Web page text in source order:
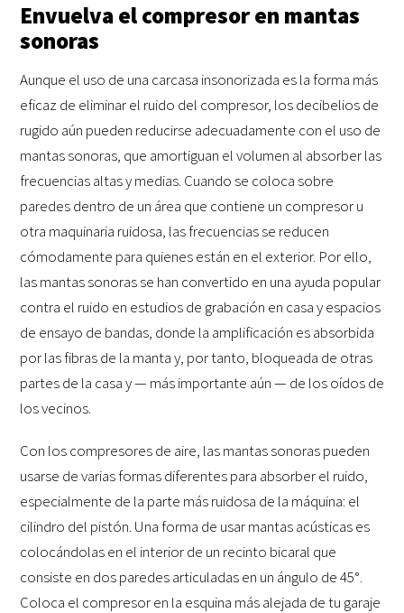
Envuelva el compresor en mantas
sonoras
Aunque el uso de una carcasa insonorizada es la forma más
eficaz de eliminar el ruido del compresor, los decibelios de
rugido aún pueden reducirse adecuadamente con el uso de
mantas sonoras, que amortiguan el volumen al absorber las
frecuencias altas y medias. Cuando se coloca sobre
paredes dentro de un área que contiene un compresor u
otra maquinaria ruidosa, las frecuencias se reducen
cómodamente para quienes están en el exterior. Por ello,
las mantas sonoras se han convertido en una ayuda popular
contra el ruido en estudios de grabación en casa y espacios
de ensayo de bandas, donde la amplificación es absorbida
por las fibras de la manta y, por tanto, bloqueada de otras
partes de la casa y — más importante aún — de los oídos de
los vecinos.
Con los compresores de aire, las mantas sonoras pueden
usarse de varias formas diferentes para absorber el ruido,
especialmente de la parte más ruidosa de la máquina: el
cilindro del pistón. Una forma de usar mantas acústicas es
colocándolas en el interior de un recinto bicaral que
consiste en dos paredes articuladas en un ángulo de 45°.
Coloca el compresor en la esquina más alejada de tu garaje